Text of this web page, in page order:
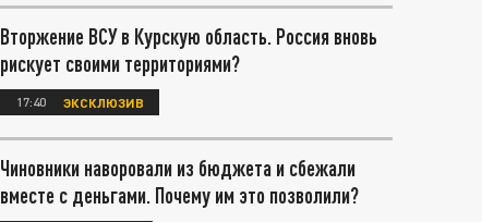
Вторжение ВСУ в Курскую область. Россия вновь
рискует своими территориями?
17:40 ЭКСКЛЮЗИВ
Чиновники наворовали из бюджета и сбежали
вместе с деньгами. Почему им это позволили?